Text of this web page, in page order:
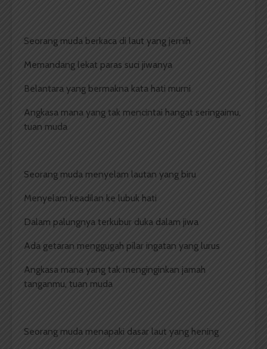
Seorang muda berkaca di laut yang jernih
Memandang lekat paras suci jiwanya
Belantara yang bermakna kata hati murni
Angkasa mana yang tak mencintai hangat seringaimu,
tuan muda
Seorang muda menyelam lautan yang biru
Menyelam keadilan ke lubuk hati
Dalam palungnya terkubur duka dalam jiwa
Ada getaran menggugah pilar ingatan yang lurus
Angkasa mana yang tak menginginkan jamah
tanganmu, tuan muda
Seorang muda menapaki dasar laut yang hening